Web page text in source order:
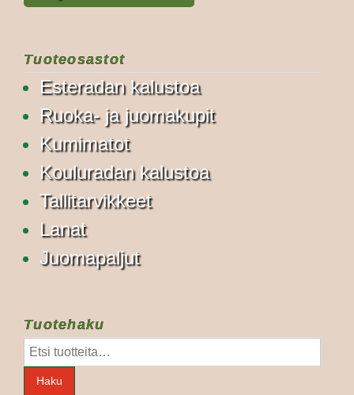
Tuoteosastot
Esteradan kalustoa
Ruoka- ja juomakupit
Kumimatot
Kouluradan kalustoa
Tallitarvikkeet
Lanat
Juomapaljut
Tuotehaku
Etsi:
Haku